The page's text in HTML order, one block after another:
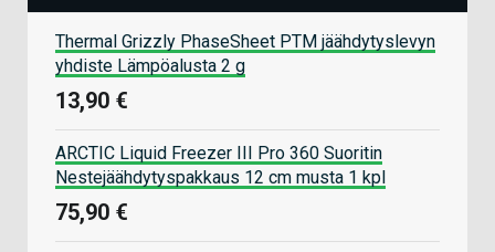
Thermal Grizzly PhaseSheet PTM jäähdytyslevyn
yhdiste Lämpöalusta 2 g
13,90 €
ARCTIC Liquid Freezer III Pro 360 Suoritin
Nestejäähdytyspakkaus 12 cm musta 1 kpl
75,90 €